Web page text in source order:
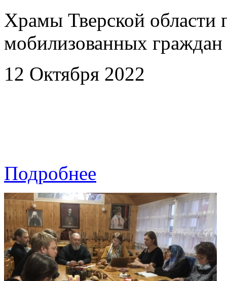
Храмы Тверской
мобилизованных граждан
12 Октября 2022
Подробнее